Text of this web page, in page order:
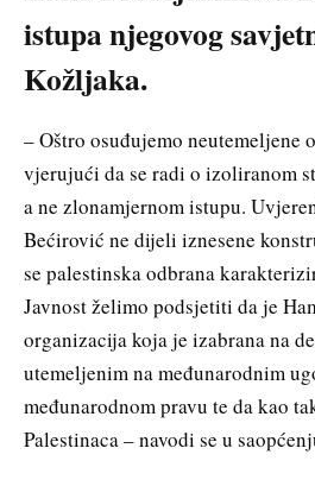
istupa njegovog
Kožljaka.
– Oštro osuđujemo neutemeljene
vjerujući da se radi o izoliranom
a ne zlonamjernom istupu.
Bećirović ne dijeli iznesene
se palestinska odbrana
Javnost želimo podsjetiti da je
organizacija koja je izabrana na
utemeljenim na međunarodnim
međunarodnom pravu te da kao
Palestinaca – navodi se u